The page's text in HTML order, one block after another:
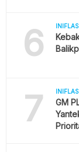
6
7
GM